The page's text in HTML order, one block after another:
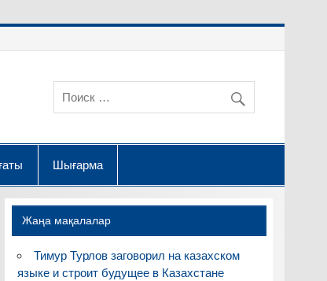
Шығарма
Жаңа мақалалар
Тимур Турлов заговорил на казахском
языке и строит будущее в Казахстане